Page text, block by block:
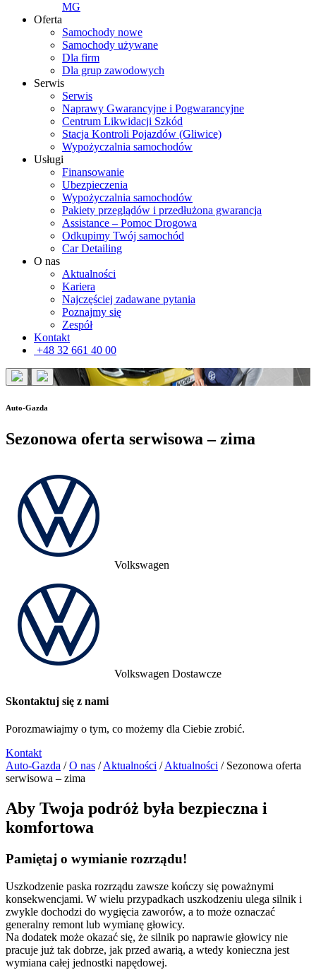
MG
Oferta
Samochody nowe
Samochody używane
Dla firm
Dla grup zawodowych
Serwis
Serwis
Naprawy Gwarancyjne i Pogwarancyjne
Centrum Likwidacji Szkód
Stacja Kontroli Pojazdów (Gliwice)
Wypożyczalnia samochodów
Usługi
Finansowanie
Ubezpieczenia
Wypożyczalnia samochodów
Pakiety przeglądów i przedłużona gwarancja
Assistance – Pomoc Drogowa
Odkupimy Twój samochód
Car Detailing
O nas
Aktualności
Kariera
Najczęściej zadawane pytania
Poznajmy się
Zespół
Kontakt
+48 32 661 40 00
Auto-Gazda
Sezonowa oferta serwisowa – zima
Volkswagen
Volkswagen Dostawcze
Skontaktuj się z nami
Porozmawiajmy o tym, co możemy dla Ciebie zrobić.
Kontakt
Auto-Gazda /O nas /Aktualności /Aktualności / Sezonowa oferta
serwisowa – zima
Aby Twoja podróż była bezpieczna i
komfortowa
Pamiętaj o wymianie rozrządu!
Uszkodzenie paska rozrządu zawsze kończy się poważnymi
konsekwencjami. W wielu przypadkach uszkodzeniu ulega silnik i
zwykle dochodzi do wygięcia zaworów, a to może oznaczać
generalny remont lub wymianę głowicy.
Na dodatek może okazać się, że silnik po naprawie głowicy nie
pracuje już tak dobrze, jak przed awarią, a wtedy konieczna jest
wymiana całej jednostki napędowej.